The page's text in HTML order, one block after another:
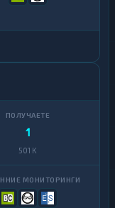
1
501 K